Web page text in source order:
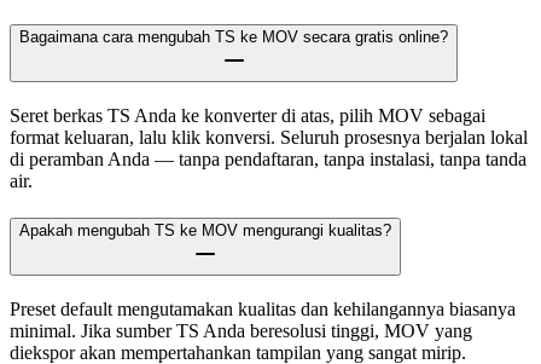
Bagaimana cara mengubah TS ke MOV secara gratis online?
Seret berkas TS Anda ke konverter di atas, pilih MOV sebagai
format keluaran, lalu klik konversi. Seluruh prosesnya berjalan lokal
di peramban Anda — tanpa pendaftaran, tanpa instalasi, tanpa tanda
air.
Apakah mengubah TS ke MOV mengurangi kualitas?
Preset default mengutamakan kualitas dan kehilangannya biasanya
minimal. Jika sumber TS Anda beresolusi tinggi, MOV yang
diekspor akan mempertahankan tampilan yang sangat mirip.